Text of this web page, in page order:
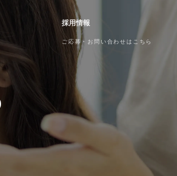
採用情報
ご応募・お問い合わせはこちら